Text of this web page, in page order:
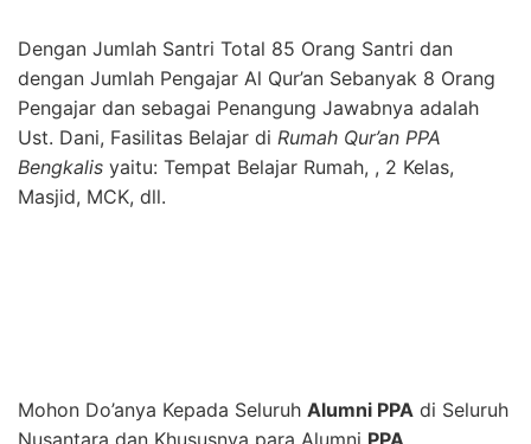
Dengan Jumlah Santri Total 85 Orang Santri dan
dengan Jumlah Pengajar Al Qur’an Sebanyak 8 Orang
Pengajar dan sebagai Penangung Jawabnya adalah
Ust. Dani, Fasilitas Belajar di Rumah Qur’an PPA
Bengkalis yaitu: Tempat Belajar Rumah, , 2 Kelas,
Masjid, MCK, dll.
Mohon Do’anya Kepada Seluruh Alumni PPA di Seluruh
Nusantara dan Khususnya para Alumni PPA